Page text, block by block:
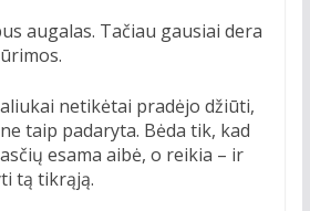
augalas. Tačiau gausiai dera
netikėtai pradėjo džiūti,
taip padaryta. Bėda tik, kad
esama aibė, o reikia – ir
tą tikrąją.